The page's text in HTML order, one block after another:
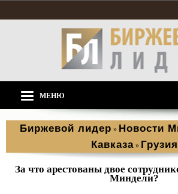
МЕНЮ
Биржевой лидер » Новости
Кавказа » Грузия
За что арестованы двое
Миндели?